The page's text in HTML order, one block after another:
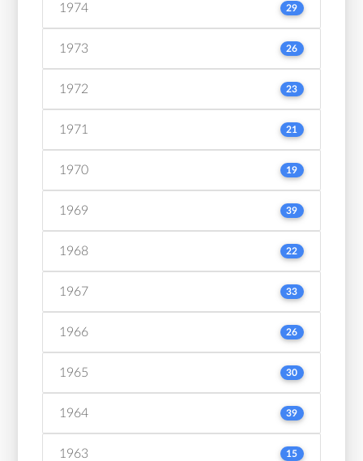
1974 29
1973 26
1972 23
1971 21
1970 19
1969 39
1968 22
1967 33
1966 26
1965 30
1964 39
1963 15